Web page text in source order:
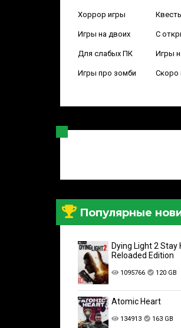
Хоррор игры
Игры на двоих С
Для слабых ПК Игры
Игры про зомби Скоро
Популярные
Dying Light 2 Stay
Reloaded Edition
1095766 120 GB
Atomic Heart
134913 163 GB